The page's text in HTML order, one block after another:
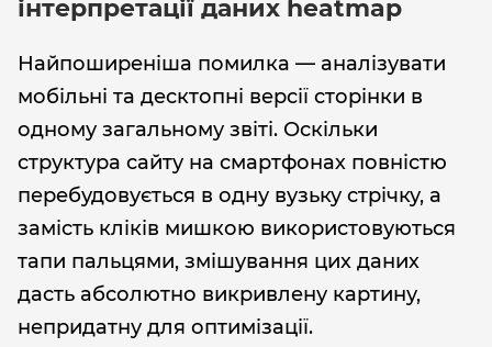
інтерпретації даних heatmap
Найпоширеніша помилка — аналізувати
мобільні та десктопні версії сторінки в
одному загальному звіті. Оскільки
структура сайту на смартфонах повністю
перебудовується в одну вузьку стрічку, а
замість кліків мишкою використовуються
тапи пальцями, змішування цих даних
дасть абсолютно викривлену картину,
непридатну для оптимізації.